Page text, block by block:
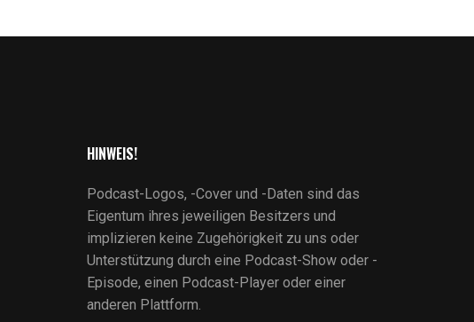
HINWEIS!
Podcast-Logos, -Cover und -Daten sind das
Eigentum ihres jeweiligen Besitzers und
implizieren keine Zugehörigkeit zu uns oder
Unterstützung durch eine Podcast-Show oder -
Episode, einen Podcast-Player oder einer
anderen Plattform.